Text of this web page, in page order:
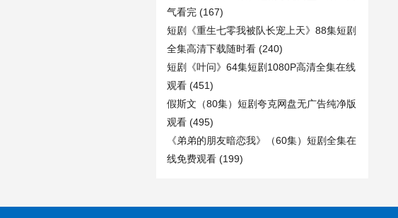
气看完 (167)
短剧《重生七零我被队长宠上天》88集短剧
全集高清下载随时看 (240)
短剧《叶问》64集短剧1080P高清全集在线
观看 (451)
假斯文（80集）短剧夸克网盘无广告纯净版
观看 (495)
《弟弟的朋友暗恋我》（60集）短剧全集在
线免费观看 (199)